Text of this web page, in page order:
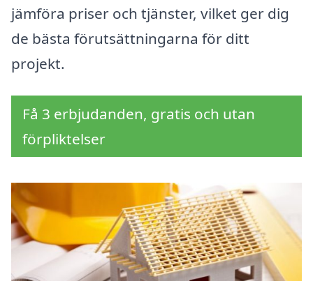
jämföra priser och tjänster, vilket ger dig
de bästa förutsättningarna för ditt
projekt.
Få 3 erbjudanden, gratis och utan
förpliktelser